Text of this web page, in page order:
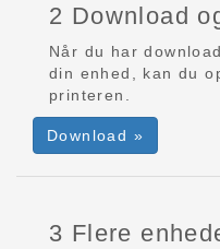
2 Download
Når du har
din enhed, kan du
printeren.
Download »
3 Flere